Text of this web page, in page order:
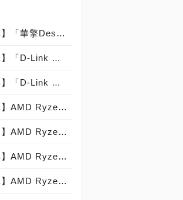
【PCDIY!玩家團購】「華擎DeskMini X300＋超微R5 4650G＋宇瞻8Gx1或2記憶體＋宇瞻512G M.2」迷你套裝電腦＋大禮包【已結束】
【PCDIY!玩家團購】「D-Link DIR-879 EXO 骼鬥競速 雙頻高功率Gigabit」無線路由器【已結束】
【PCDIY!玩家團購】「D-Link DIR-882 EXO 骼鬥競速 雙頻Gigabit」無線路由器【已結束】
【PCDIY!玩家團購】AMD Ryzen 5 1600X處理器 - Part 1首賣(加送PCDIY!獨家贈品)【已結束】
【PCDIY!玩家團購】AMD Ryzen 5 1600處理器 - Part 1首賣(加送PCDIY!獨家贈品)【已結束】
【PCDIY!玩家團購】AMD Ryzen 5 1500X處理器 - Part 1首賣(加送PCDIY!獨家贈品)【已結束】
【PCDIY!玩家團購】AMD Ryzen 5 1400處理器 - Part 1首賣(加送PCDIY!獨家贈品)【已結束】